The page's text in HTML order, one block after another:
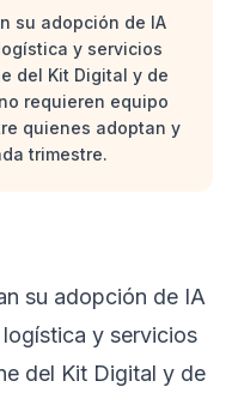
su adopción de IA
y servicios
del Kit Digital y de
requieren equipo
quienes adoptan y
trimestre.
su adopción de IA
y servicios
del Kit Digital y de